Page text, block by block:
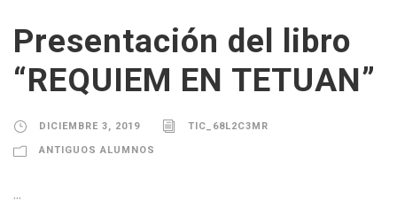
Presentación del libro
“REQUIEM EN TETUAN”
DICIEMBRE 3, 2019 TIC_68L2C3MR
ANTIGUOS ALUMNOS
...